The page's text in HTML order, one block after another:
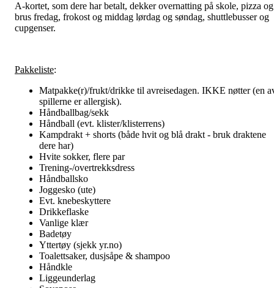
A-kortet, som dere har betalt, dekker overnatting på skole, pizza og
brus fredag, frokost og middag lørdag og søndag, shuttlebusser og
cupgenser.
Pakkeliste:
Matpakke(r)/frukt/drikke til avreisedagen. IKKE nøtter (en
spillerne er allergisk).
Håndballbag/sekk
Håndball (evt. klister/klisterrens)
Kampdrakt + shorts (både hvit og blå drakt - bruk draktene
dere har)
Hvite sokker, flere par
Trening-/overtrekksdress
Håndballsko
Joggesko (ute)
Evt. knebeskyttere
Drikkeflaske
Vanlige klær
Badetøy
Yttertøy (sjekk yr.no)
Toalettsaker, dusjsåpe & shampoo
Håndkle
Liggeunderlag